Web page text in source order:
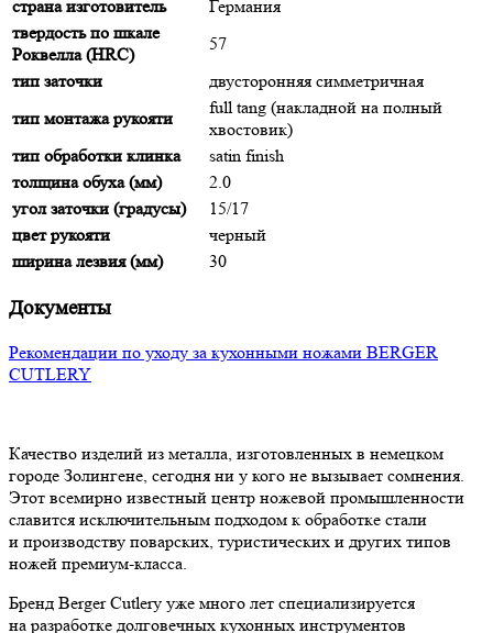
страна изготовитель
Германия
твердость по шкале
Роквелла (HRC)
57
тип заточки
двусторонняя симметричная
тип монтажа рукояти
full tang (накладной на полный
хвостовик)
тип обработки клинка
satin finish
толщина обуха (мм)
2.0
угол заточки (градусы)
15/17
цвет рукояти
черный
ширина лезвия (мм)
30
Документы
Рекомендации по уходу за кухонными ножами BERGER
CUTLERY
Качество изделий из металла, изготовленных в немецком
городе Золингене, сегодня ни у кого не вызывает сомнения.
Этот всемирно известный центр ножевой промышленности
славится исключительным подходом к обработке стали
и производству поварских, туристических и других типов
ножей премиум-класса.
Бренд Berger Cutlery уже много лет специализируется
на разработке долговечных кухонных инструментов